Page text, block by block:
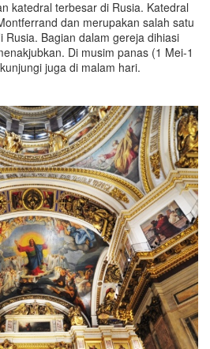
katedral terbesar di Rusia. Katedral
dan merupakan salah satu
Rusia. Bagian dalam gereja dihiasi
Di musim panas (1 Mei-1
juga di malam hari.